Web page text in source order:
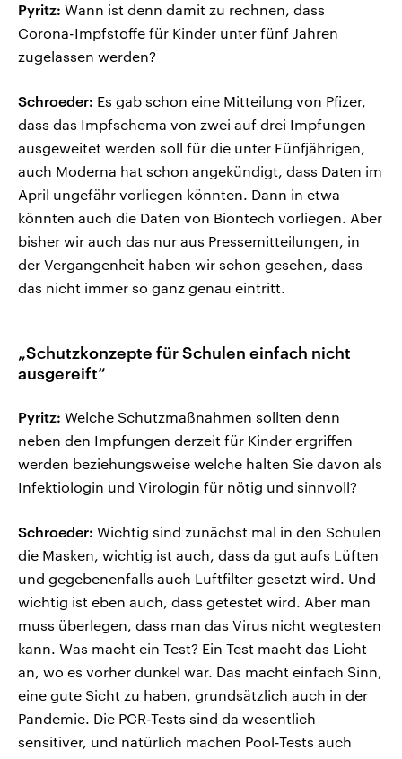
Pyritz: Wann ist denn damit zu rechnen, dass
Corona-Impfstoffe für Kinder unter fünf Jahren
zugelassen werden?
Schroeder: Es gab schon eine Mitteilung von Pfizer,
dass das Impfschema von zwei auf drei Impfungen
ausgeweitet werden soll für die unter Fünfjährigen,
auch Moderna hat schon angekündigt, dass Daten im
April ungefähr vorliegen könnten. Dann in etwa
könnten auch die Daten von Biontech vorliegen. Aber
bisher wir auch das nur aus Pressemitteilungen, in
der Vergangenheit haben wir schon gesehen, dass
das nicht immer so ganz genau eintritt.
„Schutzkonzepte für Schulen einfach nicht
ausgereift“
Pyritz: Welche Schutzmaßnahmen sollten denn
neben den Impfungen derzeit für Kinder ergriffen
werden beziehungsweise welche halten Sie davon als
Infektiologin und Virologin für nötig und sinnvoll?
Schroeder: Wichtig sind zunächst mal in den Schulen
die Masken, wichtig ist auch, dass da gut aufs Lüften
und gegebenenfalls auch Luftfilter gesetzt wird. Und
wichtig ist eben auch, dass getestet wird. Aber man
muss überlegen, dass man das Virus nicht wegtesten
kann. Was macht ein Test? Ein Test macht das Licht
an, wo es vorher dunkel war. Das macht einfach Sinn,
eine gute Sicht zu haben, grundsätzlich auch in der
Pandemie. Die PCR-Tests sind da wesentlich
sensitiver, und natürlich machen Pool-Tests auch